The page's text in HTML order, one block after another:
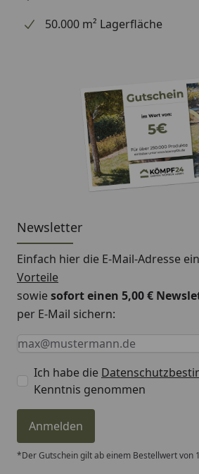
50.000 m² Lagerfläche
Newsletter
Einfach hier die E-Mail-Adresse
Vorteile
sowiesofort einen 5,00 €
per E-Mail sichern:
Keine Eingabe erforderlich
Eingabe erforderlich
E-Mail *
Ich habe die
Kenntnis genommen
Anmelden
*Der Gutschein gilt ab einem Bestellwert von